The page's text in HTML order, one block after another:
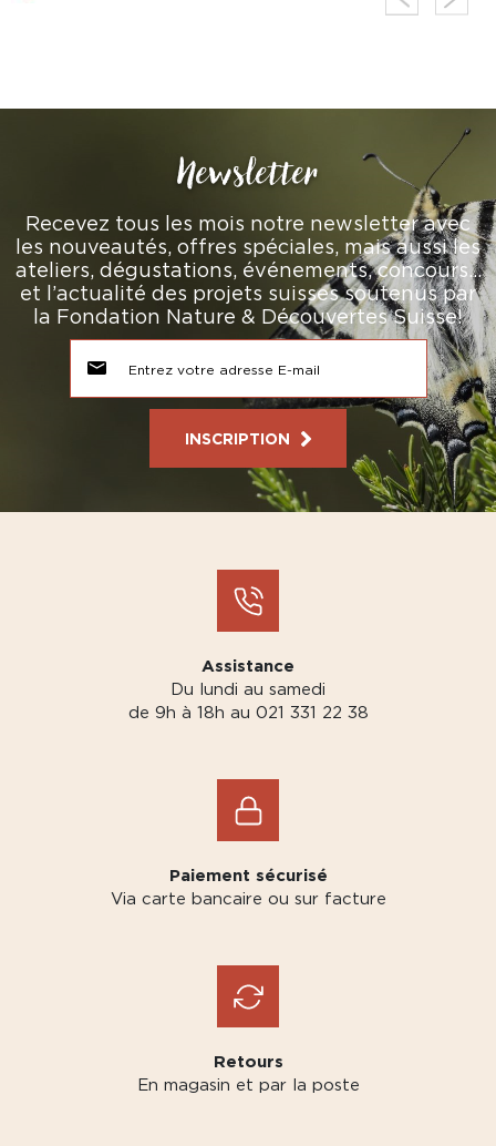
Newsletter
Recevez tous les mois notre newsletter avec
les nouveautés, offres spéciales, mais aussi les
ateliers, dégustations, événements, concours…
et l’actualité des projets suisses soutenus par
la Fondation Nature & Découvertes Suisse!
INSCRIPTION
Assistance
Du lundi au samedi
de 9h à 18h au 021 331 22 38
Paiement sécurisé
Via carte bancaire ou sur facture
Retours
En magasin et par la poste